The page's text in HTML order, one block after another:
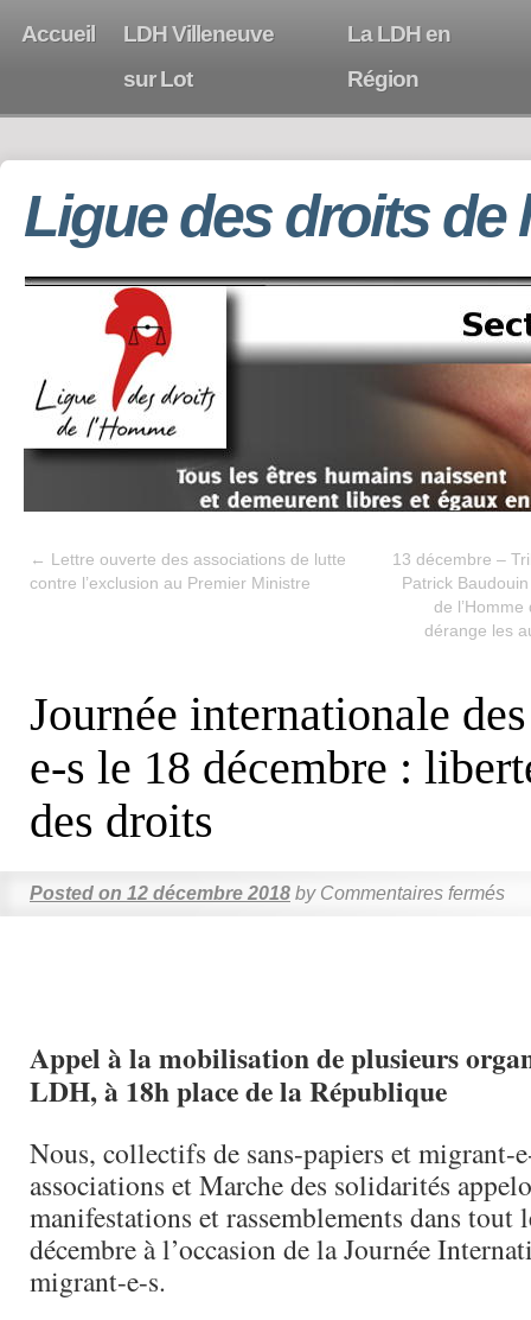
Accueil
LDH Villeneuve
sur Lot
La LDH en
Région
Ligue des droits de
← Lettre ouverte des associations de lutte
contre l’exclusion au Premier Ministre
13 décembre –
Patrick
de
dérange les
Journée internationale
e-s le 18 décembre :
des droits
Posted on 12 décembre 2018 by Commentaires fermés
Appel à la mobilisation de plusieurs
LDH, à 18h place de la République
Nous, collectifs de sans-papiers et migrant-
associations et Marche des solidarités
manifestations et rassemblements dans tout
décembre à l’occasion de la Journée
migrant-e-s.